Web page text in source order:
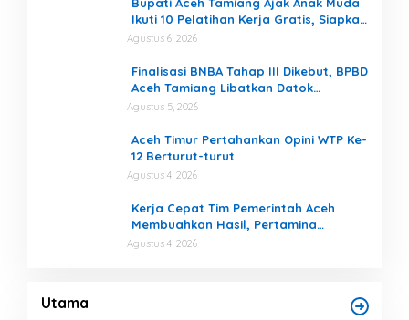
Ikuti 10 Pelatihan Kerja Gratis, Siapkan
SDM Siap Kerja dan Berwirausaha
Agustus 6, 2026
Finalisasi BNBA Tahap III Dikebut, BPBD
Aceh Tamiang Libatkan Datok
Penghulu untuk Vervali Stimulan
Agustus 5, 2026
Aceh Timur Pertahankan Opini WTP Ke-
12 Berturut-turut
Agustus 4, 2026
Kerja Cepat Tim Pemerintah Aceh
Membuahkan Hasil, Pertamina
Tambah Penyaluran BBM untuk Aceh
Agustus 4, 2026
Utama
untuk Vervali Stimulan Rumah
Di Bencana, Headline, Pemerintah